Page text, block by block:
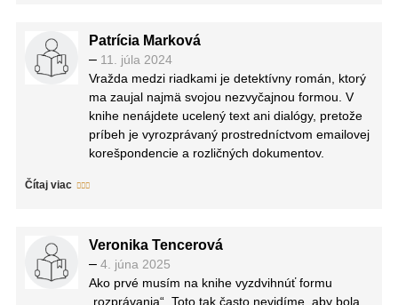
Patrícia Marková
– 11. júla 2024
Vražda medzi riadkami je detektívny román, ktorý
ma zaujal najmä svojou nezvyčajnou formou. V
knihe nenájdete ucelený text ani dialógy, pretože
príbeh je vyrozprávaný prostredníctvom emailovej
korešpondencie a rozličných dokumentov.
ktorá je zároveň aj finančnou zbierkou na liečbu
aby prekontrolovali všetky dostupné podklady a
usvedčili vraha. Podozrivých je veľa, motiváciu by
mohol mať ktokoľvek. Podarí sa budúcim
Čítaj viac
Veronika Tencerová
– 4. júna 2025
Ako prvé musím na knihe vyzdvihnúť formu
„rozprávania“. Toto tak často nevidíme, aby bola